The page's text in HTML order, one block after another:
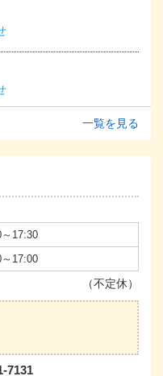
一覧を見る
17:30
17:00
（不定休）
7131